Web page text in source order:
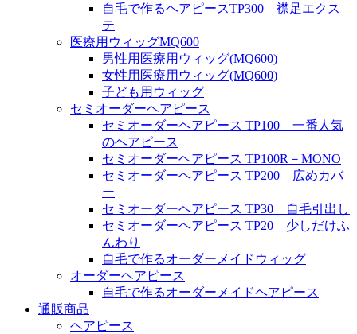
自毛で作るヘアピースTP300 襟足エクス
テ
医療用ウィッグMQ600
男性用医療用ウィッグ(MQ600)
女性用医療用ウィッグ(MQ600)
子ども用ウィッグ
セミオーダーヘアピース
セミオーダーヘアピース TP100 一番人気
のヘアピース
セミオーダーヘアピース TP100R－MONO
セミオーダーヘアピース TP200 広めカバ
ー
セミオーダーヘアピース TP30 自毛引出し
セミオーダーヘアピース TP20 少しだけふ
んわり
自毛で作るオーダーメイドウィッグ
オーダーヘアピース
自毛で作るオーダーメイドヘアピース
通販商品
ヘアピース